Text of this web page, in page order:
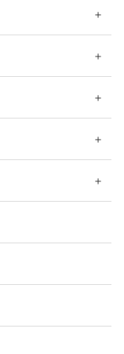
＋
＋
＋
＋
＋